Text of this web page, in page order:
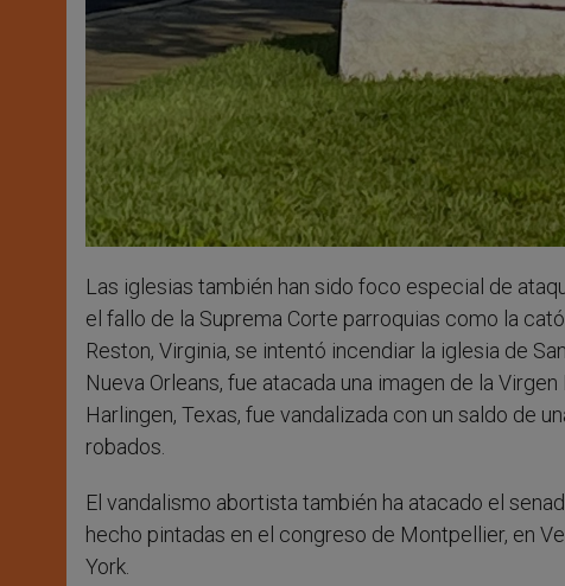
Las iglesias también han sido foco especial de
el fallo de la Suprema Corte parroquias como la
Reston, Virginia, se intentó incendiar la iglesia de
Nueva Orleans, fue atacada una imagen de la
Harlingen, Texas, fue vandalizada con un saldo de
robados.
El vandalismo abortista también ha atacado el
hecho pintadas en el congreso de Montpellier, en
York.